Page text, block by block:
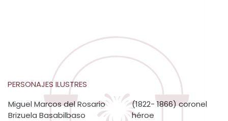
PERSONAJES ILUSTRES
Miguel Marcos del Rosario
Brizuela Basabilbaso
(1822- 1866) coronel
héroe